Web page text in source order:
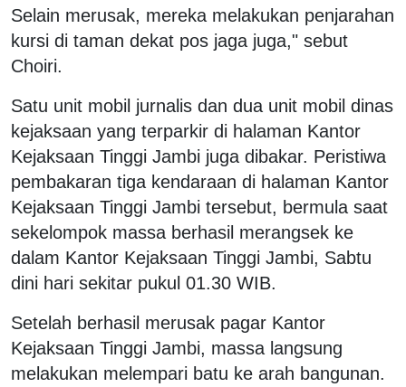
Selain merusak, mereka melakukan penjarahan
kursi di taman dekat pos jaga juga," sebut
Choiri.
Satu unit mobil jurnalis dan dua unit mobil dinas
kejaksaan yang terparkir di halaman Kantor
Kejaksaan Tinggi Jambi juga dibakar. Peristiwa
pembakaran tiga kendaraan di halaman Kantor
Kejaksaan Tinggi Jambi tersebut, bermula saat
sekelompok massa berhasil merangsek ke
dalam Kantor Kejaksaan Tinggi Jambi, Sabtu
dini hari sekitar pukul 01.30 WIB.
Setelah berhasil merusak pagar Kantor
Kejaksaan Tinggi Jambi, massa langsung
melakukan melempari batu ke arah bangunan.